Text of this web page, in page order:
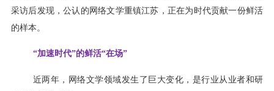
采访后发现，公认的网络文学重镇江苏，正在为时代贡献一份鲜活
的样本。
“加速时代”的鲜活“在场”
近两年，网络文学领域发生了巨大变化，是行业从业者和研